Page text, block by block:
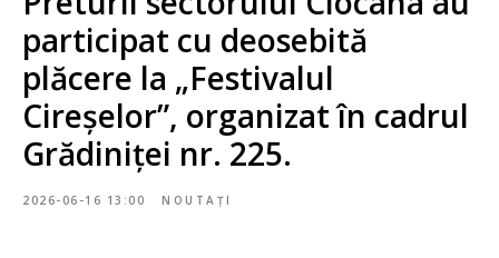
participat cu deosebită
plăcere la „Festivalul
Cireșelor”, organizat în cadrul
Grădiniței nr. 225.
2026-06-16 13:00 NOUTAȚI